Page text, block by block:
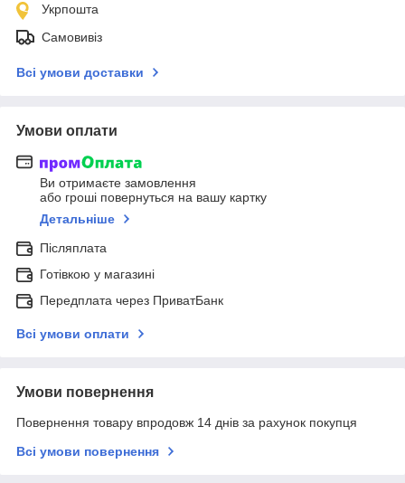
Укрпошта
Самовивіз
Всі умови доставки
Умови оплати
Ви отримаєте замовлення
або гроші повернуться на вашу картку
Детальніше
Післяплата
Готівкою у магазині
Передплата через ПриватБанк
Всі умови оплати
Умови повернення
Повернення товару впродовж 14 днів за рахунок покупця
Всі умови повернення